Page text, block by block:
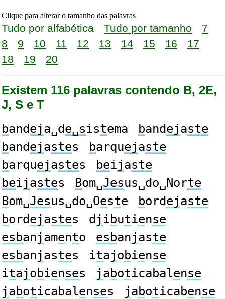
Clique para alterar o tamanho das palavras
Tudo por alfabética Tudo por tamanho
7
8
9 10 11 12 13 14 15 16
17
18
19 20
Existem 116 palavras contendo B, 2E,
J, S e T
bandeja␣de␣sistema bandejaste
bandejastes barquejaste
barquejastes beijaste
beijastes Bom␣Jesus␣do␣Norte
Bom␣Jesus␣do␣Oeste bordejaste
bordejastes d j ibutiense
esbanjamento esbanjaste
esbanjastes itajobiense
itajobienses jaboticabalense
jaboticabalenses jaboticabense